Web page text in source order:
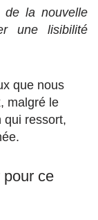
de la nouvelle
une lisibilité
que nous
malgré le
qui ressort,
pour ce